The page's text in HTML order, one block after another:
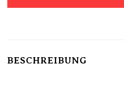
BESCHREIBUNG